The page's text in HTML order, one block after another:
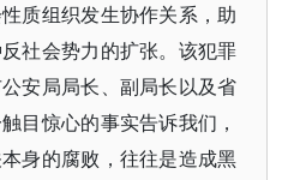
质组织发生协作关系，助
社会势力的扩张。该犯罪
安局局长、副局长以及省
目惊心的事实告诉我们，
身的腐败，往往是造成黑